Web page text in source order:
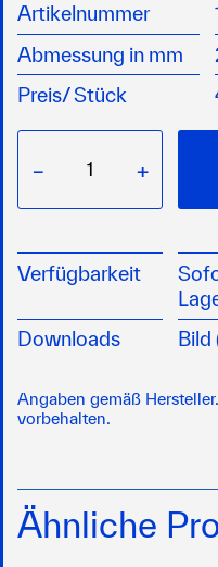
Artikelnummer
Abmessung in mm
Preis/Stück
− +
Verfügbarkeit
Downloads
Bild
Angaben gemäß
vorbehalten.
Ähnliche